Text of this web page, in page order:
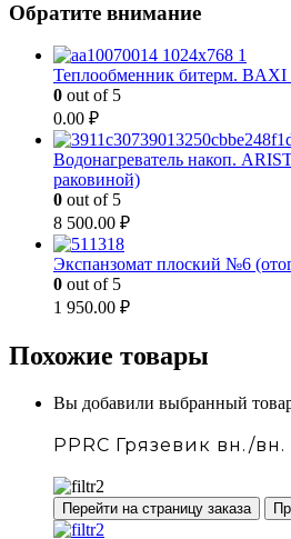
Обратите внимание
Теплообменник битерм. BAXI
0 out of 5
0.00 ₽
Водонагреватель накоп.
раковиной)
0 out of 5
8 500.00 ₽
Экспанзомат плоский №6
0 out of 5
1 950.00 ₽
Похожие товары
Вы добавили выбранный товар
PPRC Грязевик вн./вн.
Перейти на страницу заказа